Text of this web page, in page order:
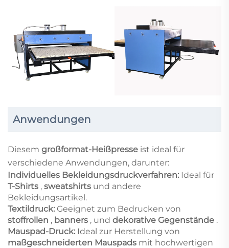
Anwendungen
Diesem großformat-Heißpresse ist ideal für
verschiedene Anwendungen, darunter:
Individuelles Bekleidungsdruckverfahren: Ideal für
T-Shirts , sweatshirts und andere
Bekleidungsartikel.
Textildruck: Geeignet zum Bedrucken von
stoffrollen , banners , und dekorative Gegenstände .
Mauspad-Druck: Ideal zur Herstellung von
maßgeschneiderten Mauspads mit hochwertigen